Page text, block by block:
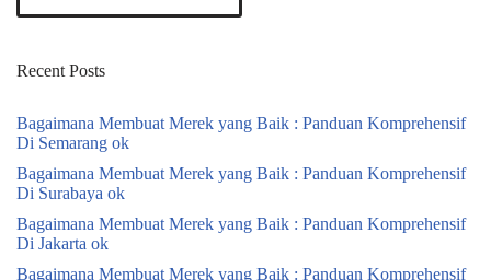
Recent Posts
Bagaimana Membuat Merek yang Baik : Panduan Komprehensif
Di Semarang ok
Bagaimana Membuat Merek yang Baik : Panduan Komprehensif
Di Surabaya ok
Bagaimana Membuat Merek yang Baik : Panduan Komprehensif
Di Jakarta ok
Bagaimana Membuat Merek yang Baik : Panduan Komprehensif